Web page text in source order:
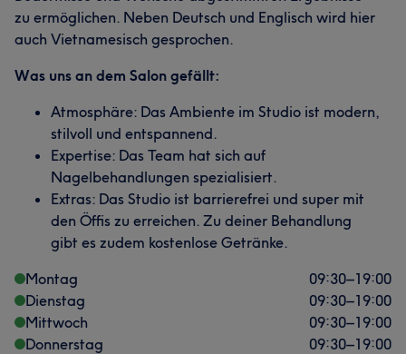
zu ermöglichen. Neben Deutsch und Englisch wird hier
auch Vietnamesisch gesprochen.
Was uns an dem Salon gefällt:
Atmosphäre: Das Ambiente im Studio ist modern,
stilvoll und entspannend.
Expertise: Das Team hat sich auf
Nagelbehandlungen spezialisiert.
Extras: Das Studio ist barrierefrei und super mit
den Öffis zu erreichen. Zu deiner Behandlung
gibt es zudem kostenlose Getränke.
Montag
09:30–19:00
Dienstag
09:30–19:00
Mittwoch
09:30–19:00
Donnerstag
09:30–19:00